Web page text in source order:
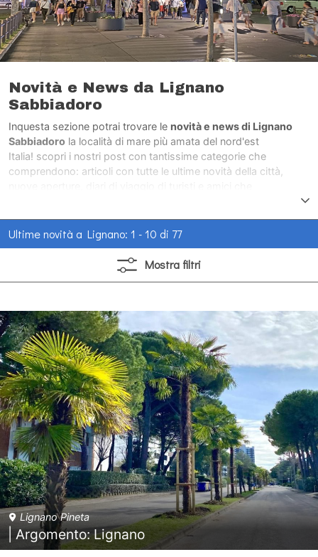
Novità e News da Lignano
Sabbiadoro
Inquesta sezione potrai trovare le novità e news di Lignano
Sabbiadoro la località di mare più amata del nord'est
Italia! scopri i nostri post con tantissime categorie che
comprendono: articoli con tutte le ultime novità della città,
Ultime novità a Lignano: 1 - 10 di 77
Mostra filtri
Lignano Pineta
| Argomento: Lignano